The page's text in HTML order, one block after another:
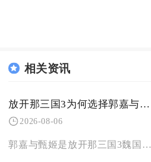
相关资讯
放开那三国3为何选择郭嘉与甄姬组合
2026-08-06
郭嘉与甄姬是放开那三国3魏国体系里适配度拉满的黄金双核组合，这套速冻冰控流凭借技能联动的控